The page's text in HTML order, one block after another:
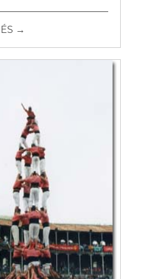
→